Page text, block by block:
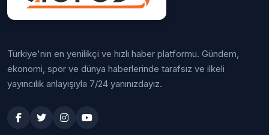
Türkiye'nin en yenilikçi ve hızlı haber platformu. Gündem,
ekonomi, spor ve dünya haberlerinde tarafsız ve ilkeli
yayıncılık anlayışıyla 7/24 yanınızdayız.